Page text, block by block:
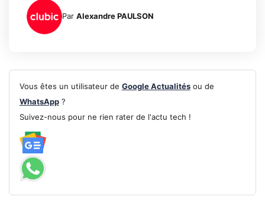
Par Alexandre PAULSON
Vous êtes un utilisateur de Google Actualitésou de
WhatsApp?
Suivez-nous pour ne rien rater de l'actu tech !